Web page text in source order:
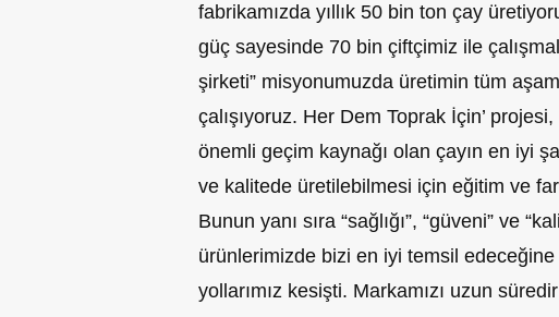
fabrikamızda yıllık 50 bin ton çay
güç sayesinde 70 bin çiftçimiz ile
şirketi” misyonumuzda üretimin tüm
çalışıyoruz. Her Dem Toprak İçin’
önemli geçim kaynağı olan çayın en iyi
ve kalitede üretilebilmesi için eğitim ve
Bunun yanı sıra “sağlığı”, “güveni” ve
ürünlerimizde bizi en iyi temsil edeceğine
yollarımız kesişti. Markamızı uzun